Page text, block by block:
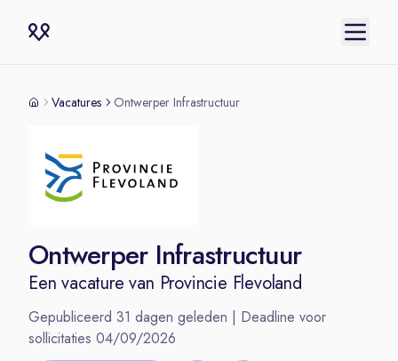
Vacatures Ontwerper Infrastructuur
Ontwerper Infrastructuur
Een vacature van Provincie Flevoland
Gepubliceerd 31 dagen geleden | Deadline voor
sollicitaties 04/09/2026